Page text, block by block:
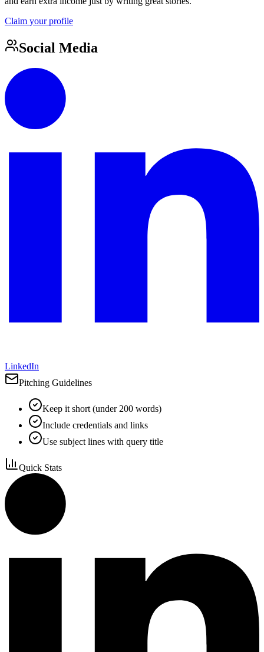
Claim your profile
Social Media
LinkedIn
Pitching Guidelines
Keep it short (under 200 words)
Include credentials and links
Use subject lines with query title
Quick Stats